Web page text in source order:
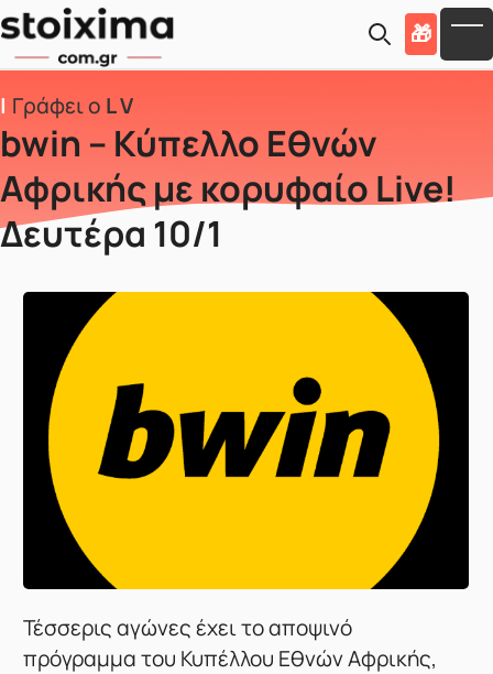
Skip to main content
🎁
Γράφει ο L V
bwin – Κύπελλο Εθνών
Αφρικής με κορυφαίο Live!
Δευτέρα 10/1
Τέσσερις αγώνες έχει το αποψινό
πρόγραμμα του Κυπέλλου Εθνών Αφρικής,